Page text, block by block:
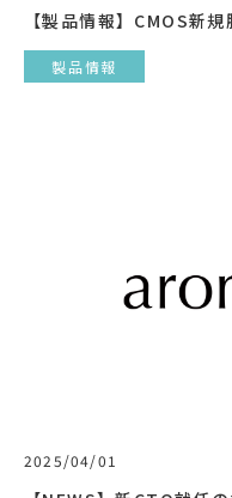
【製品情報】CMOS新
製品情報
2025/04/01